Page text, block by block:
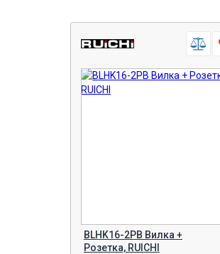
дата не указана
есть фото
BLHK16-2PB Вилка +
Розетка, RUICHI